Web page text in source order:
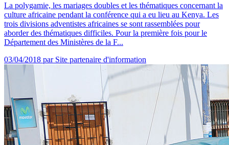
La polygamie, les mariages doubles et les thématiques concernant la
culture africaine pendant la conférence qui a eu lieu au Kenya. Les
trois divisions adventistes africaines se sont rassemblées pour
aborder des thématiques difficiles. Pour la première fois pour le
Département des Ministères de la F...
03/04/2018 par Site partenaire d'information